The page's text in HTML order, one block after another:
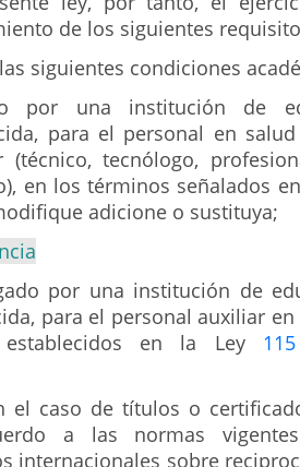
de los siguientes
siguientes condiciones
por una institución de
para el personal en
(técnico, tecnólogo,
en los términos señalados
adicione o sustituya;
por una institución de
para el personal auxiliar
en la Ley 115
el caso de títulos o
a las normas
internacionales sobre